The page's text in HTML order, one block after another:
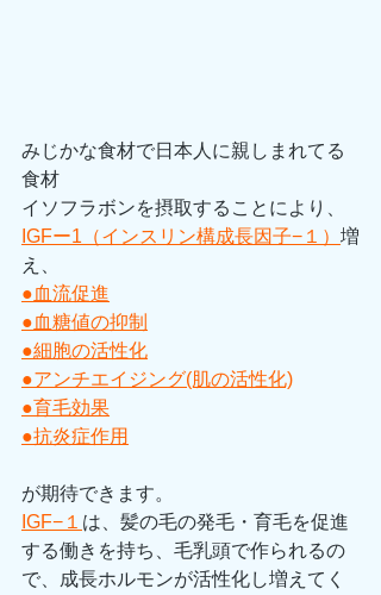
みじかな食材で日本人に親しまれてる
食材
イソフラボンを摂取することにより、
IGFー1（インスリン構成長因子−１） 増
え、
●血流促進
●血糖値の抑制
●細胞の活性化
●アンチエイジング(肌の活性化)
●育毛効果
●抗炎症作用
が期待できます。
IGF−１ は、髪の毛の発毛・育毛を促進
する働きを持ち、毛乳頭で作られるの
で、成長ホルモンが活性化し増えてく